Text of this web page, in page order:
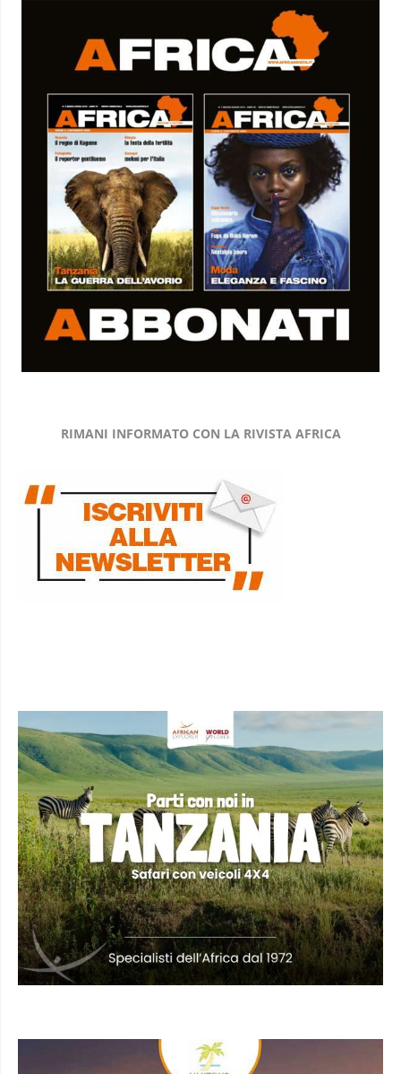
RIMANI INFORMATO CON LA RIVISTA AFRICA